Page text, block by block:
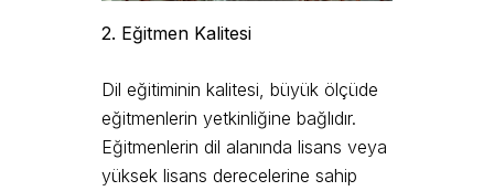
2. Eğitmen Kalitesi
Dil eğitiminin kalitesi, büyük ölçüde
eğitmenlerin yetkinliğine bağlıdır.
Eğitmenlerin dil alanında lisans veya
yüksek lisans derecelerine sahip